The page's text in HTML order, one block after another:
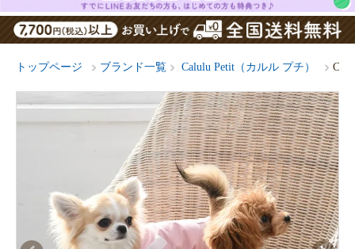
トップページ ブランド一覧 Calulu Petit（カルル プチ）